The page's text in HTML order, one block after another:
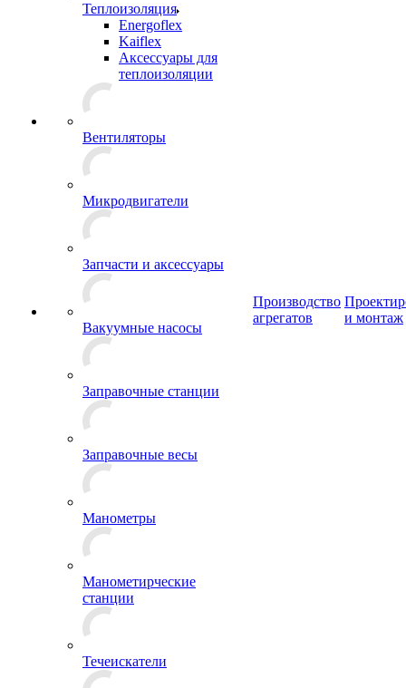
Теплоизоляция
Energoflex
Kaiflex
Аксессуары для
теплоизоляции
Вентиляторы
Микродвигатели
Запчасти и аксессуары
Вакуумные насосы
Заправочные станции
Заправочные весы
Манометры
Манометирческие
станции
Течеискатели
Производство
агрегатов
и монтаж